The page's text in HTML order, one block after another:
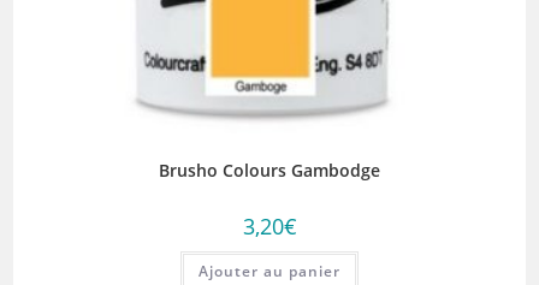
Brusho Colours Gambodge
3,20€
Ajouter au panier